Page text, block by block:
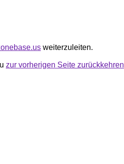
weiterzuleiten.
zur vorherigen Seite zurückkehren